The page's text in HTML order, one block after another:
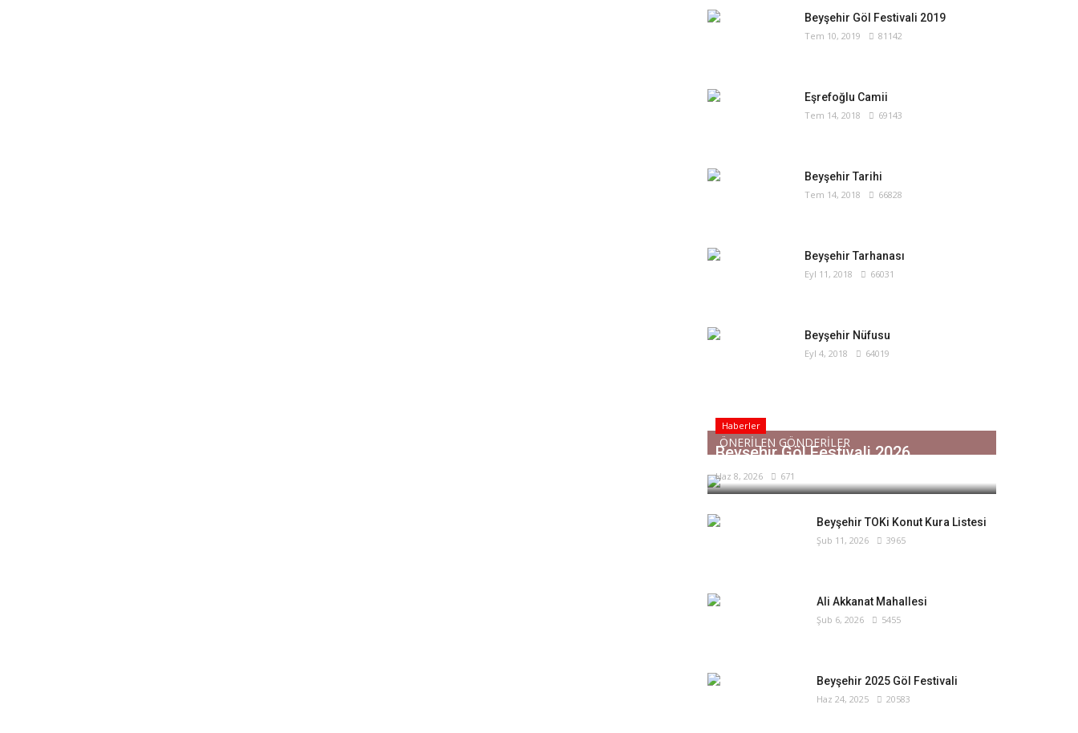
Beyşehir Göl Festivali 2019
Tem 10, 2019 81142
Eşrefoğlu Camii
Tem 14, 2018 69143
Beyşehir Tarihi
Tem 14, 2018 66828
Beyşehir Tarhanası
Eyl 11, 2018 66031
Beyşehir Nüfusu
Eyl 4, 2018 64019
ÖNERİLEN GÖNDERİLER
Haberler
Beyşehir Göl Festivali 2026
Haz 8, 2026 671
Beyşehir TOKi Konut Kura Listesi
Şub 11, 2026 3965
Ali Akkanat Mahallesi
Şub 6, 2026 5455
Beyşehir 2025 Göl Festivali
Haz 24, 2025 20583